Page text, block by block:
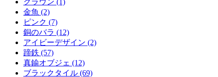
金魚 (2)
ピンク (7)
銅のバラ (12)
アイビーデザイン (2)
蹄鉄 (57)
真鍮オブジェ (12)
ブラックタイル (69)